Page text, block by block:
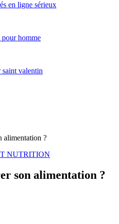
en ligne sérieux
homme
saint valentin
alimentation ?
NUTRITION
son alimentation ?